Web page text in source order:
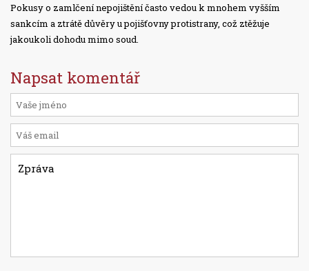
Pokusy o zamlčení nepojištění často vedou k mnohem vyšším
sankcím a ztrátě důvěry u pojišťovny protistrany, což ztěžuje
jakoukoli dohodu mimo soud.
Napsat komentář